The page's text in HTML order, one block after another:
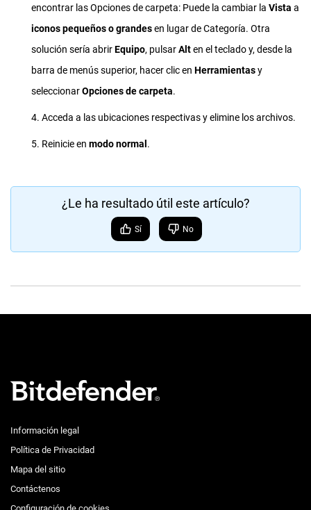
encontrar las Opciones de carpeta: Puede la cambiar la Vista a
iconos pequeños o grandesen lugar de Categoría. Otra
solución sería abrirEquipo, pulsarAlten el teclado y, desde la
barra de menús superior, hacer clic en Herramientasy
seleccionarOpciones de carpeta.
4. Acceda a las ubicaciones respectivas y elimine los archivos.
5. Reinicie en modo normal .
¿Le ha resultado útil este artículo?
Sí No
Información legal
Política de Privacidad
Mapa del sitio
Contáctenos